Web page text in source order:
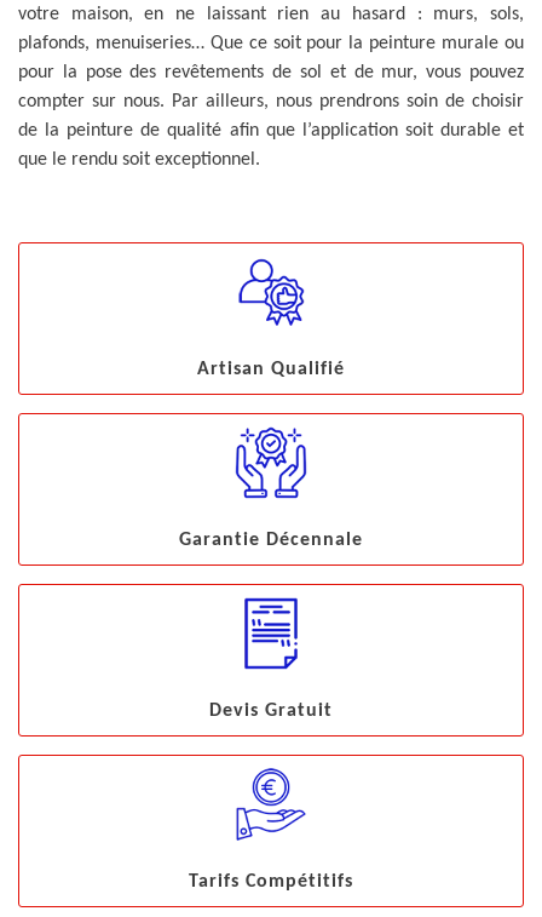
votre maison, en ne laissant rien au hasard : murs, sols,
plafonds, menuiseries… Que ce soit pour la peinture murale ou
pour la pose des revêtements de sol et de mur, vous pouvez
compter sur nous. Par ailleurs, nous prendrons soin de choisir
de la peinture de qualité afin que l’application soit durable et
que le rendu soit exceptionnel.
Artisan Qualifié
Garantie Décennale
Devis Gratuit
Tarifs Compétitifs